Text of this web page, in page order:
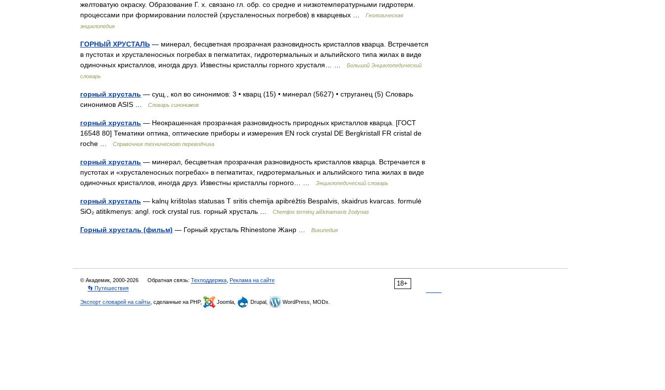
желтоватую окраску. Образование Г. х. связано гл. обр. со средне и низкотемпературными гидротерм.
процессами при формировании полостей (хрусталеносных погребов) в кварцевых …
Геологическая
энциклопедия
ГОРНЫЙ ХРУСТАЛЬ — минерал, бесцветная прозрачная разновидность кристаллов кварца. Встречается
в пустотах и хрусталеносных погребах в пегматитах, гидротермальных и альпийского типа жилах в виде
одиночных кристаллов, иногда друз. Известны кристаллы горного хрусталя… …
Большой Энциклопедический
словарь
горный хрусталь — сущ., кол во синонимов: 3 • кварц (15) • минерал (5627) • струганец (5) Словарь
синонимов ASIS …
Словарь синонимов
горный хрусталь — Неокрашенная прозрачная разновидность природных кристаллов кварца. [ГОСТ
16548 80] Тематики оптика, оптические приборы и измерения EN rock crystal DE Bergkristall FR cristal de
roche …
Справочник технического переводчика
горный хрусталь — минерал, бесцветная прозрачная разновидность кристаллов кварца. Встречается в
пустотах и «хрусталеносных погребах» в пегматитах, гидротермальных и альпийского типа жилах в виде
одиночных кристаллов, иногда друз. Известны кристаллы горного… …
Энциклопедический словарь
горный хрусталь — kalnų krištolas statusas T sritis chemija apibrėžtis Bespalvis, skaidrus kvarcas. formulė
SiO₂ atitikmenys: angl. rock crystal rus. горный хрусталь …
Chemijos terminų aiškinamasis žodynas
Горный хрусталь (фильм) — Горный хрусталь Rhinestone Жанр … Википедия
18+
© Академик, 2000-2026 Обратная связь: Техподдержка Реклама на сайте
👣 Путешествия
Экспорт словарей на сайты , сделанные на PHP, Joomla, Drupal, WordPress, MODx.